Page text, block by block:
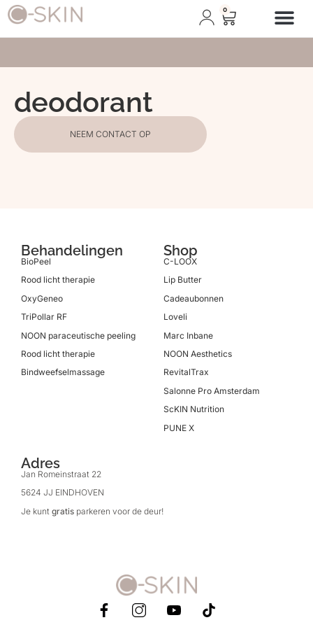
0
deodorant
NEEM CONTACT OP
Behandelingen
BioPeel
Rood licht therapie
OxyGeneo
TriPollar RF
NOON paraceutische peeling
Rood licht therapie
Bindweefselmassage
Shop
C-LOOX
Lip Butter
Cadeaubonnen
Loveli
Marc Inbane
NOON Aesthetics
RevitalTrax
Salonne Pro Amsterdam
ScKIN Nutrition
PUNE X
Adres
Jan Romeinstraat 22
5624 JJ EINDHOVEN
Je kunt gratis parkeren voor de deur!